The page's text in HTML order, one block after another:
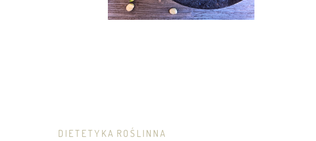
D I E T E T Y K A R O Ś L I N N A